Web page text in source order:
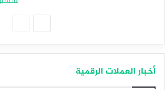
أخبار العملات الرقمية